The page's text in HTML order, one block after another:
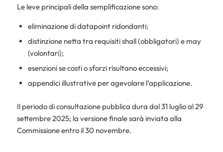
Le leve principali della semplificazione sono:
eliminazione di datapoint ridondanti;
distinzione netta tra requisitishall(obbligatori) e may
(volontari);
esenzioni se costi o sforzi risultano eccessivi;
appendici illustrative per agevolare l’applicazione.
Il periodo di consultazione pubblica dura dal 31 luglio al 29
settembre 2025; la versione finale sarà inviata alla
Commissione entro il 30 novembre.